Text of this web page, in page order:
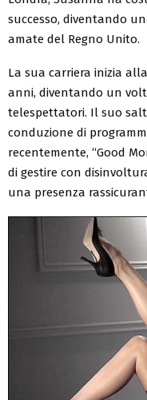
successo, diventando
amate del Regno Unito.
La sua carriera inizia
anni, diventando un
telespettatori. Il suo
conduzione di
recentemente, “Good
di gestire con
una presenza